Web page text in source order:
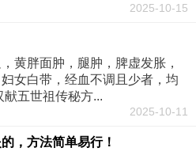
2025-10-15
黄胖面肿，腿肿，脾虚发胀，
女白带，经血不调且少者，均
五世祖传秘方...
2025-10-11
，方法简单易行！